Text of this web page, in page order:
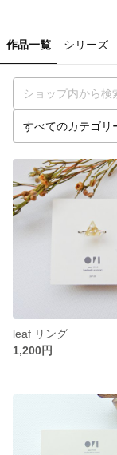
作品一覧 シリーズ
leaf リング
1,200円